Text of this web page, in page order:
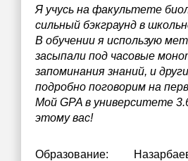
Я учусь на факультете
сильный бэкграунд в
В обучении я использую
засыпали под часовые
запоминания знаний, и
подробно поговорим на
Мой GPA в университете
этому вас!
Образование: